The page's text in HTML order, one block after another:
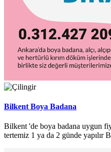
Bilkent Boya Badana
Bilkent 'de boya badana uygun
tertemiz 1 ya da 2 günde yapılır